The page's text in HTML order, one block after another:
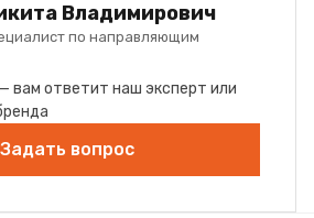
Владимирович
по направляющим
вам ответит наш эксперт или
Задать вопрос